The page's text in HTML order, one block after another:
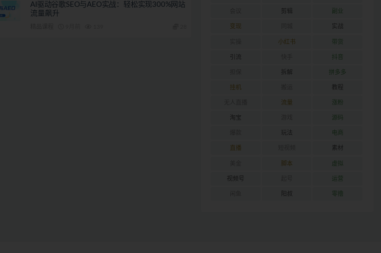
AI驱动谷歌SEO与AEO实战：轻松实现300%网站
流量飙升
剪辑 副业
变现 实战
小红书 带货
引流 抖音
拆解 拼多多
挂机 教程
流量 涨粉
淘宝 源码
玩法 电商
直播 素材
脚本 虚拟
视频号 运营
阳叔 零撸